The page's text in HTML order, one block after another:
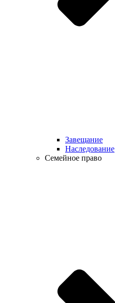
Завещание
Наследование
Семейное право